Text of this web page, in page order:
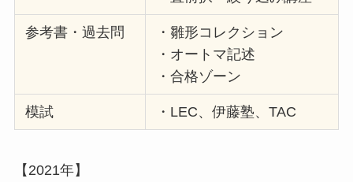
参考書・過去問
・雛形コレクション
・オートマ記述
・合格ゾーン
模試 ・LEC、伊藤塾、TAC
【2021年】